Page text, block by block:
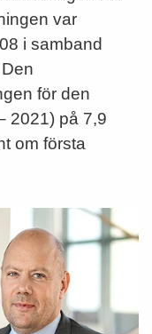
var
i samband
för den
2021) på 7,9
om första